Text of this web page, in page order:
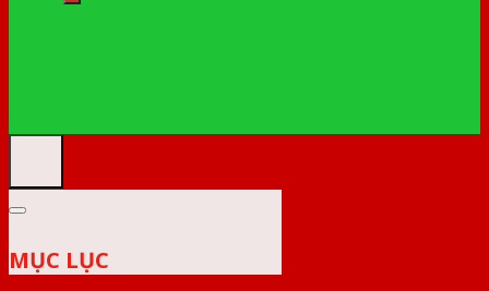
MỤC LỤC